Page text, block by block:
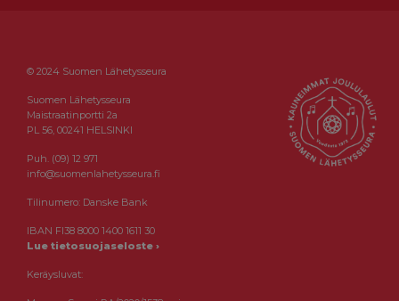
© 2024 Suomen Lähetysseura
Suomen Lähetysseura
Maistraatinportti 2a
PL 56, 00241 HELSINKI
Puh. (09) 12 971
info@suomenlahetysseura.fi
Tilinumero: Danske Bank
IBAN FI38 8000 1400 1611 30
Lue tietosuojaseloste ›
Keräysluvat: